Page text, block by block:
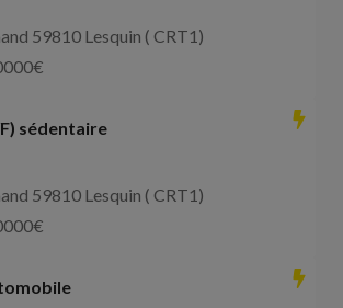
59810 Lesquin ( CRT1)
€
sédentaire
59810 Lesquin ( CRT1)
€